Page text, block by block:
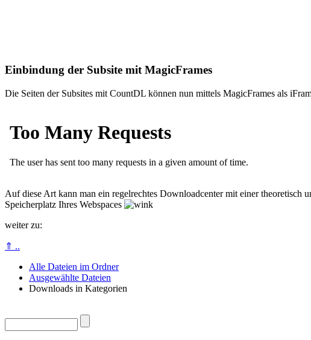
Einbindung der Subsite mit MagicFrames
Die Seiten der Subsites mit CountDL können nun mittels MagicFrames als
Auf diese Art kann man ein regelrechtes Downloadcenter mit einer
Speicherplatz Ihres Webspaces
weiter zu:
⇑ ..
Alle Dateien im Ordner
Ausgewählte Dateien
Downloads in Kategorien